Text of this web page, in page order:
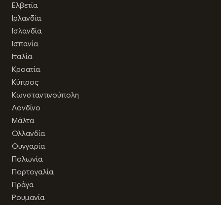
Ελβετία
Ιρλανδία
Ισλανδία
Ισπανία
Ιταλία
Κροατία
Κύπρος
Κωνσταντινούπολη
Λονδίνο
Μάλτα
Ολλανδία
Ουγγαρία
Πολωνία
Πορτογαλία
Πράγα
Ρουμανία